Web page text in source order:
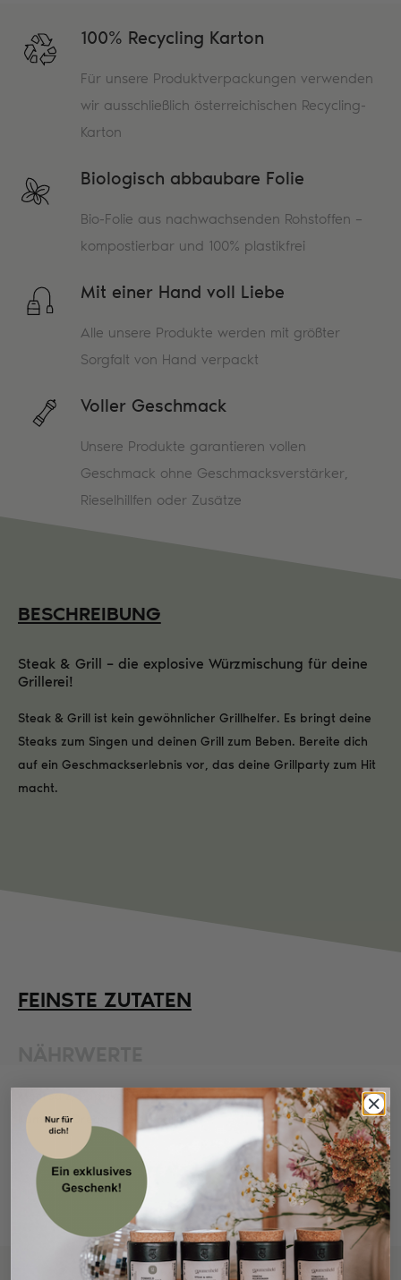
100% Recycling Karton
Für unsere Produktverpackungen verwenden
wir ausschließlich österreichischen Recycling-
Karton
Biologisch abbaubare Folie
Bio-Folie aus nachwachsenden Rohstoffen –
kompostierbar und 100% plastikfrei
Mit einer Hand voll Liebe
Alle unsere Produkte werden mit größter
Sorgfalt von Hand verpackt
Voller Geschmack
Unsere Produkte garantieren vollen
Geschmack ohne Geschmacksverstärker,
Rieselhillfen oder Zusätze
BESCHREIBUNG
Steak & Grill – die explosive Würzmischung für deine
Grillerei!
Steak & Grill ist kein gewöhnlicher Grillhelfer. Es bringt deine
Steaks zum Singen und deinen Grill zum Beben. Bereite dich
auf ein Geschmackserlebnis vor, das deine Grillparty zum Hit
macht.
FEINSTE ZUTATEN
Meersalz, Paprika, Pfeffer, SENF, Zwiebel, Knoblauch,
Kümmel, Oregano, Petersilie